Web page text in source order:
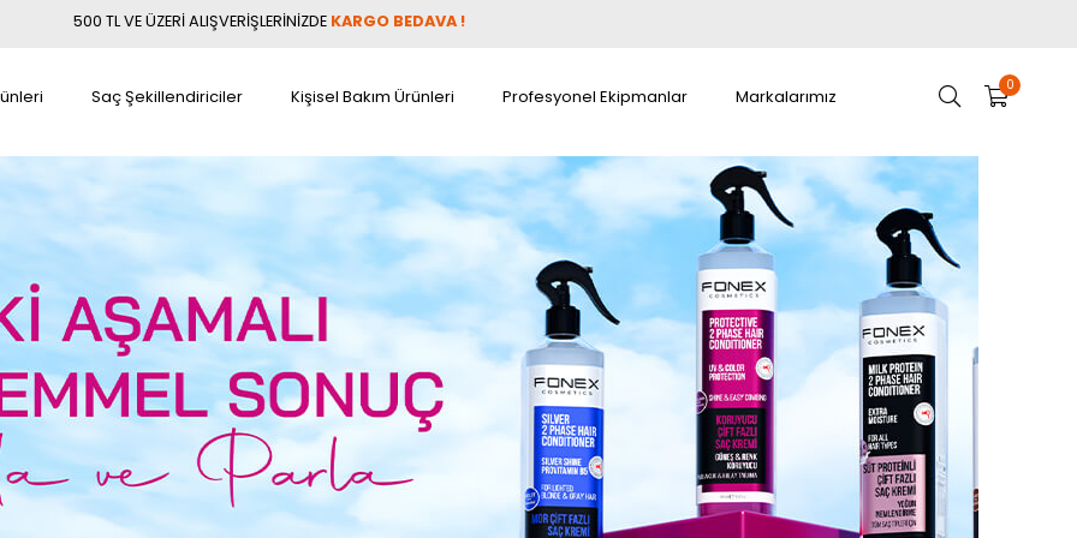
500 TL VE ÜZERİ ALIŞVERİŞLERİNİZDE KARGO BEDAVA !
0
Saç Şekillendiriciler Kişisel Bakım Ürünleri Profesyonel Ekipmanlar Markalarımız